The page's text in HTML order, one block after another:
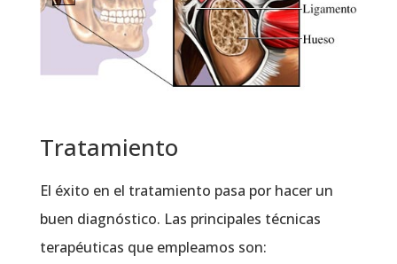
Tratamiento
El éxito en el tratamiento pasa por hacer un
buen diagnóstico. Las principales técnicas
terapéuticas que empleamos son: